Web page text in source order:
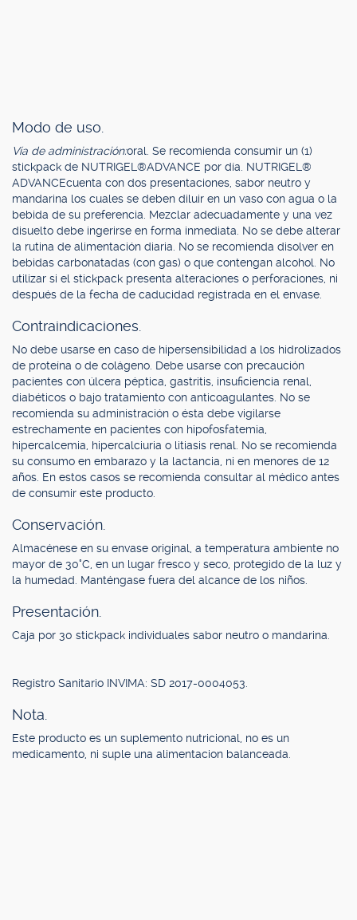
Modo de uso.
Vía de administración:oral. Se recomienda consumir un (1)
stickpack de NUTRIGEL®ADVANCE por día. NUTRIGEL®
ADVANCEcuenta con dos presentaciones, sabor neutro y
mandarina los cuales se deben diluir en un vaso con agua o la
bebida de su preferencia. Mezclar adecuadamente y una vez
disuelto debe ingerirse en forma inmediata. No se debe alterar
la rutina de alimentación diaria. No se recomienda disolver en
bebidas carbonatadas (con gas) o que contengan alcohol. No
utilizar si el stickpack presenta alteraciones o perforaciones, ni
después de la fecha de caducidad registrada en el envase.
Contraindicaciones.
No debe usarse en caso de hipersensibilidad a los hidrolizados
de proteína o de colágeno. Debe usarse con precaución
pacientes con úlcera péptica, gastritis, insuficiencia renal,
diabéticos o bajo tratamiento con anticoagulantes. No se
recomienda su administración o ésta debe vigilarse
estrechamente en pacientes con hipofosfatemia,
hipercalcemia, hipercalciuria o litiasis renal. No se recomienda
su consumo en embarazo y la lactancia, ni en menores de 12
años. En estos casos se recomienda consultar al médico antes
de consumir este producto.
Conservación.
Almacénese en su envase original, a temperatura ambiente no
mayor de 30°C, en un lugar fresco y seco, protegido de la luz y
la humedad. Manténgase fuera del alcance de los niños.
Presentación.
Caja por 30 stickpack individuales sabor neutro o mandarina.
Registro Sanitario INVIMA: SD 2017-0004053.
Nota.
Este producto es un suplemento nutricional, no es un
medicamento, ni suple una alimentacion balanceada.